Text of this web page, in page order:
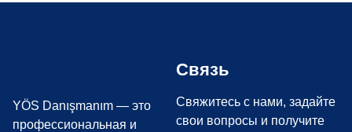
YÖS Danışmanım — это
профессиональная и
Связь
Свяжитесь с нами, задайте
свои вопросы и получите